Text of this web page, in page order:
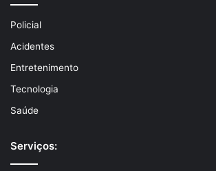
Policial
Acidentes
Entretenimento
Tecnologia
Saúde
Serviços: